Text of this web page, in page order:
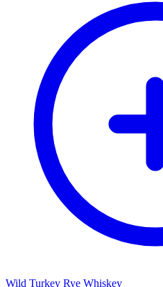
Wild Turkey Rye Whiskey